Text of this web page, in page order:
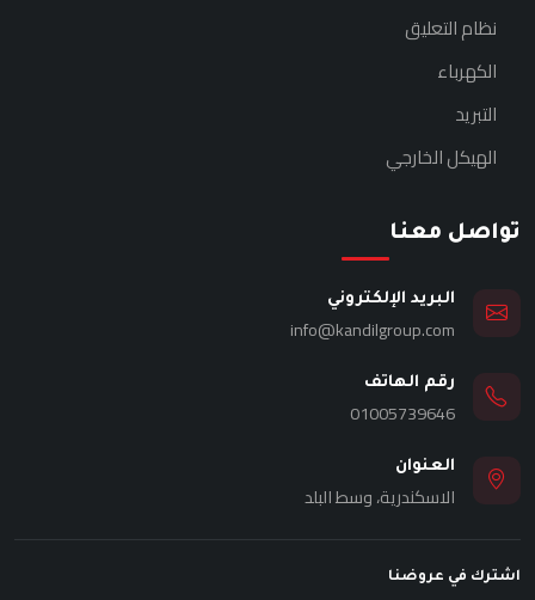
نظام التعليق
الكهرباء
التبريد
الهيكل الخارجي
تواصل معنا
البريد الإلكتروني
info@kandilgroup.com
رقم الهاتف
01005739646
العنوان
الاسكندرية، وسط البلد
اشترك في عروضنا